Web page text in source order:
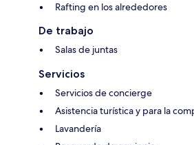
Rafting en los alrededores
De trabajo
Salas de juntas
Servicios
Servicios de concierge
Asistencia turística y para la
Lavandería